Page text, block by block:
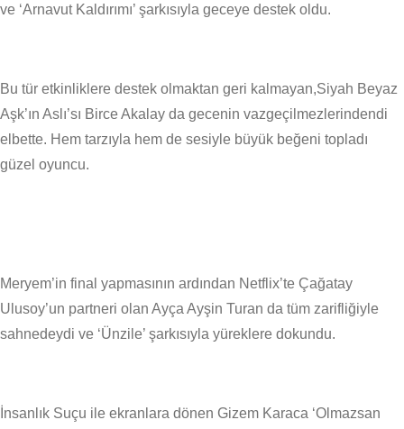
ve ‘Arnavut Kaldırımı’ şarkısıyla geceye destek oldu.
Bu tür etkinliklere destek olmaktan geri kalmayan,Siyah Beyaz
Aşk’ın Aslı’sı Birce Akalay da gecenin vazgeçilmezlerindendi
elbette. Hem tarzıyla hem de sesiyle büyük beğeni topladı
güzel oyuncu.
Meryem’in final yapmasının ardından Netflix’te Çağatay
Ulusoy’un partneri olan Ayça Ayşin Turan da tüm zarifliğiyle
sahnedeydi ve ‘Ünzile’ şarkısıyla yüreklere dokundu.
İnsanlık Suçu ile ekranlara dönen Gizem Karaca ‘Olmazsan